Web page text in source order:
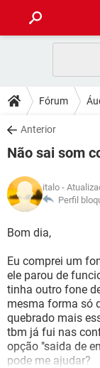
CELULAR
OUTLOOK
INSTAGRAM
GUIA DE COMPRAS
DICAS
JOGOS
INSTAGRAM
GUIA DE COMPRAS
DOWNLOADS
JOGOS
CELULAR
OUTLOOK
INSTAGRAM
JOGOS
CELULAR
OUTLOOK
INSTAGRAM
GUIA DE COMPRAS
GLOSSÁRIO
JOGOS
OUTLOOK
INSTAGRAM
GUIA DE COMPRAS
Fórum
Anterior
Não sai som
italo -
Perfil
Bom dia,
Eu comprei um
ele parou de
tinha outro fone
mesma forma só
quebrado mais
tbm já fui nas
opção "saida de
pode me ajudar?